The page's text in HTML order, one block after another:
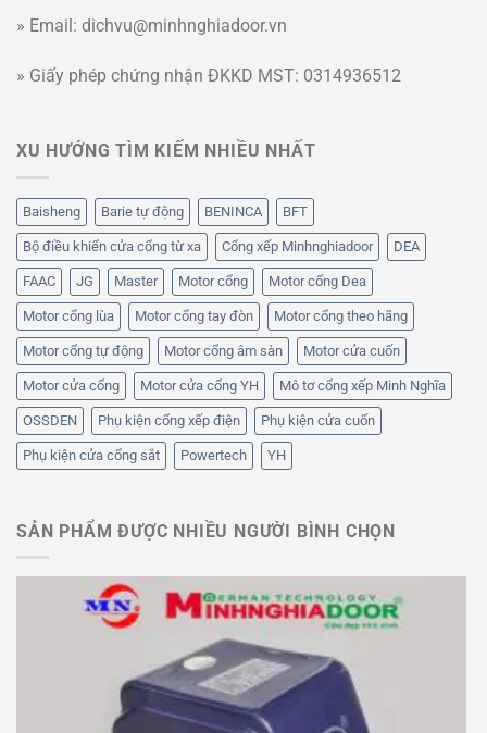
» Email: dichvu@minhnghiadoor.vn
» Giấy phép chứng nhận ĐKKD MST: 0314936512
XU HƯỚNG TÌM KIẾM NHIỀU NHẤT
Baisheng Barie tự động BENINCA BFT
Bộ điều khiển cửa cổng từ xa Cổng xếp Minhnghiadoor DEA
FAAC JG Master Motor cổng Motor cổng Dea
Motor cổng lùa Motor cổng tay đòn Motor cổng theo hãng
Motor cổng tự động Motor cổng âm sàn Motor cửa cuốn
Motor cửa cổng Motor cửa cổng YH Mô tơ cổng xếp Minh Nghĩa
OSSDEN Phụ kiện cổng xếp điện Phụ kiện cửa cuốn
Phụ kiện cửa cổng sắt Powertech YH
SẢN PHẨM ĐƯỢC NHIỀU NGƯỜI BÌNH CHỌN